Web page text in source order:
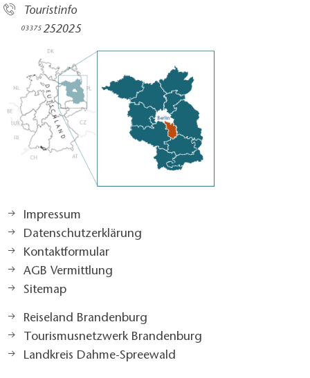
Touristinfo
03375252025​
Impressum
Datenschutzerklärung
Kontaktformular
AGB Vermittlung
Sitemap
Reiseland Brandenburg
Tourismusnetzwerk Brandenburg
Landkreis Dahme-Spreewald